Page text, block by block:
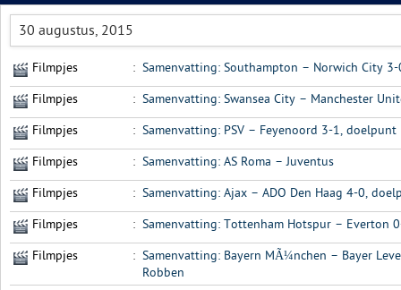
30 augustus, 2015
Filmpjes : Samenvatting: Southampton – Norwich City 3-
Filmpjes : Samenvatting: Swansea City – Manchester
Filmpjes : Samenvatting: PSV – Feyenoord 3-1, doelpunt
Filmpjes : Samenvatting: AS Roma – Juventus
Filmpjes : Samenvatting: Ajax – ADO Den Haag 4-0,
Filmpjes : Samenvatting: Tottenham Hotspur – Everton
Filmpjes : Samenvatting: Bayern MÃ¼nchen – Bayer
Robben